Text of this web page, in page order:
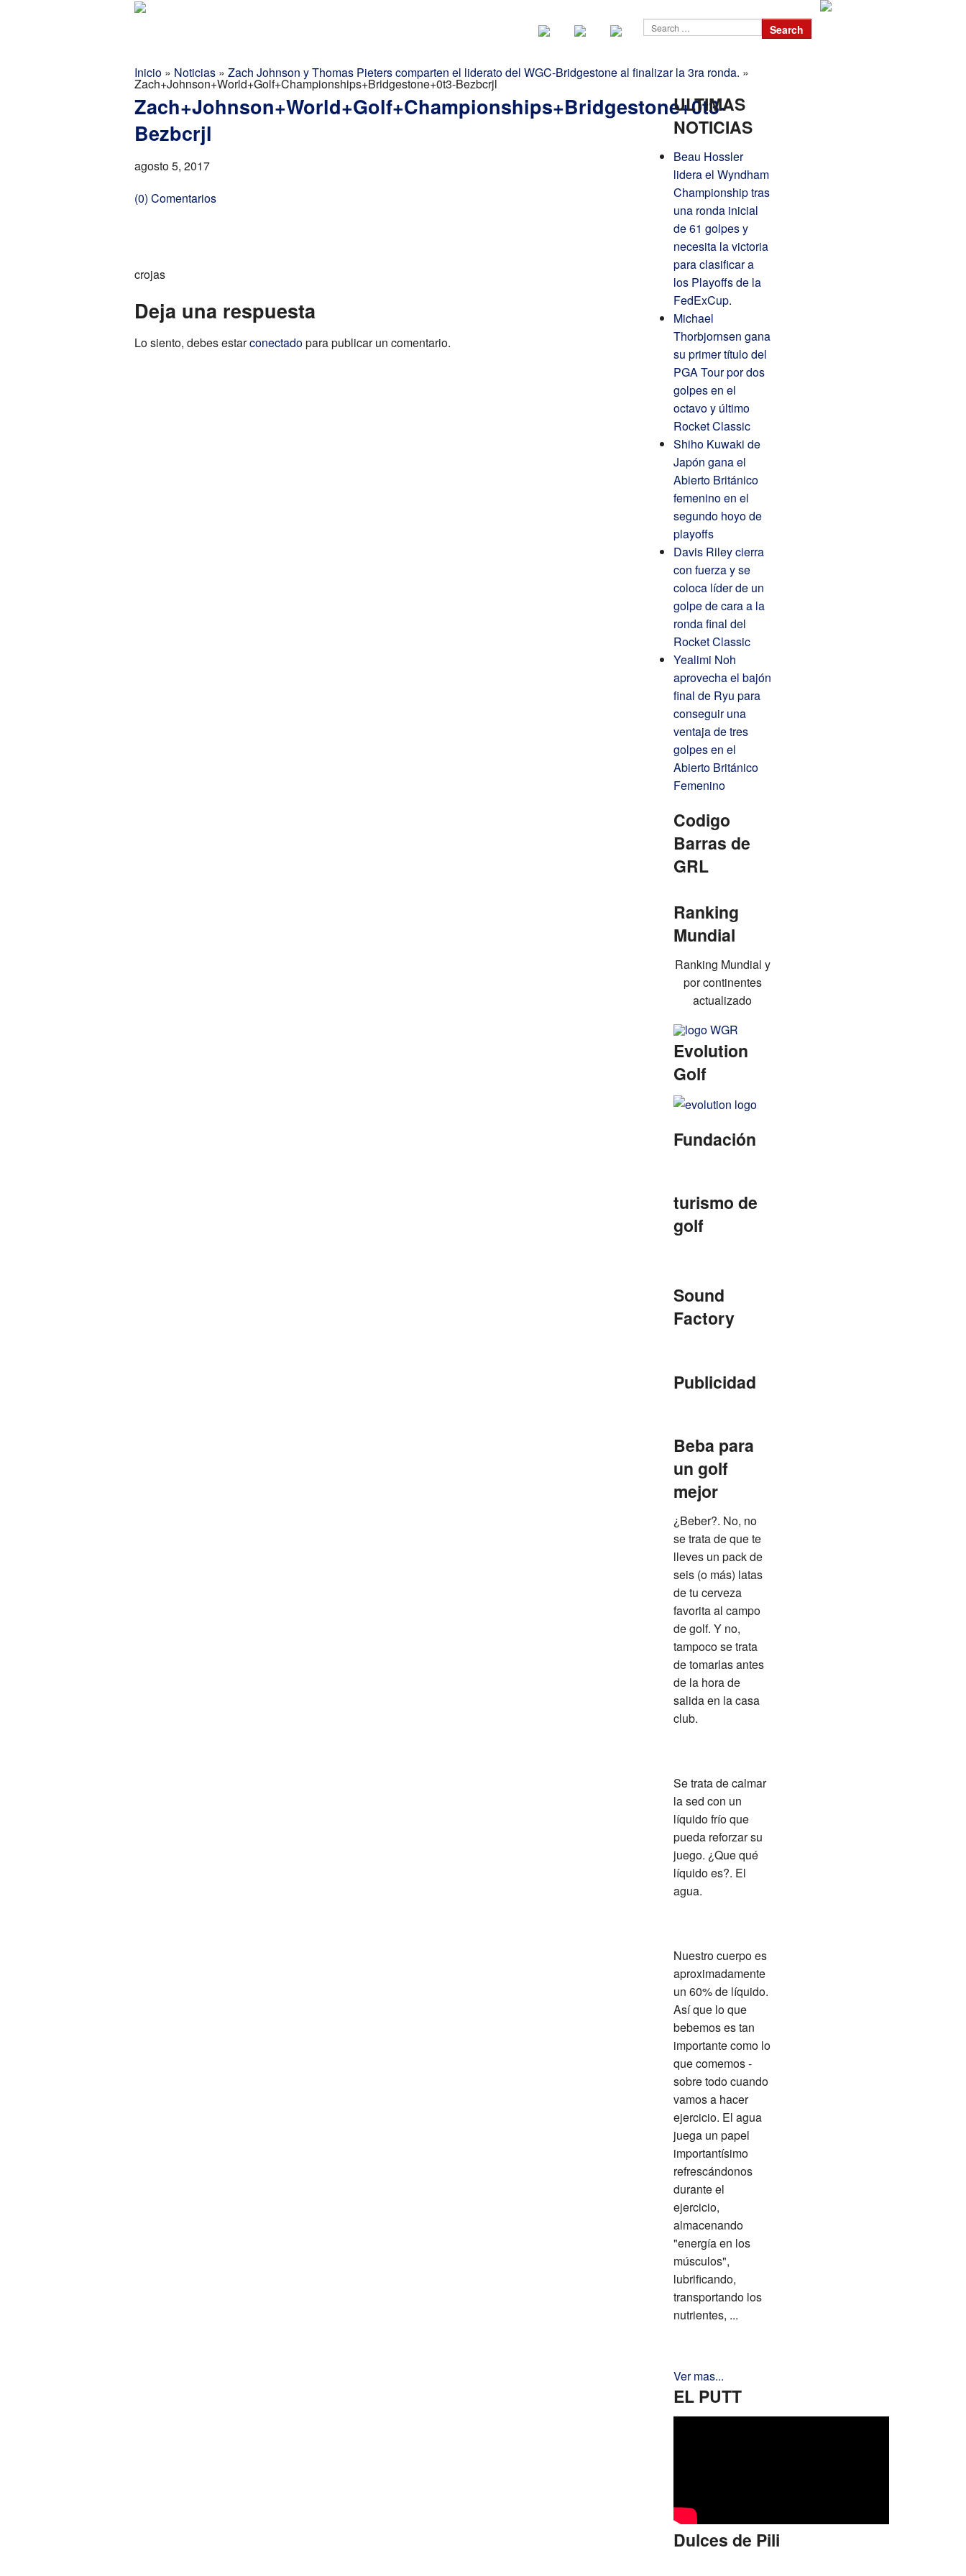
Inicio » Noticias » Zach Johnson y Thomas Pieters comparten el liderato del WGC-Bridgestone al finalizar la 3ra ronda. »
Zach+Johnson+World+Golf+Championships+Bridgestone+0t3-Bezbcrjl
Zach+Johnson+World+Golf+Championships+Bridgestone+0t3-
Bezbcrjl
agosto 5, 2017
(0) Comentarios
crojas
Deja una respuesta
Lo siento, debes estarconectadopara publicar un comentario.
ULTIMAS
NOTICIAS
Beau Hossler
lidera el Wyndham
Championship tras
una ronda inicial
de 61 golpes y
necesita la victoria
para clasificar a
los Playoffs de la
FedExCup.
Michael
Thorbjornsen gana
su primer título del
PGA Tour por dos
golpes en el
octavo y último
Rocket Classic
Shiho Kuwaki de
Japón gana el
Abierto Británico
femenino en el
segundo hoyo de
playoffs
Davis Riley cierra
con fuerza y ​​se
coloca líder de un
golpe de cara a la
ronda final del
Rocket Classic
Yealimi Noh
aprovecha el bajón
final de Ryu para
conseguir una
ventaja de tres
golpes en el
Abierto Británico
Femenino
Codigo
Barras de
GRL
Ranking
Mundial
Ranking Mundial y
por continentes
actualizado
Evolution
Golf
Fundación
turismo de
golf
Sound
Factory
Publicidad
Beba para
un golf
mejor
¿Beber?. No, no
se trata de que te
lleves un pack de
seis (o más) latas
de tu cerveza
favorita al campo
de golf. Y no,
tampoco se trata
de tomarlas antes
de la hora de
salida en la casa
club.
Se trata de calmar
la sed con un
líquido frío que
pueda reforzar su
juego. ¿Que qué
líquido es?. El
agua.
Nuestro cuerpo es
aproximadamente
un 60% de líquido.
Así que lo que
bebemos es tan
importante como lo
que comemos -
sobre todo cuando
vamos a hacer
ejercicio. El agua
juega un papel
importantísimo
refrescándonos
durante el
ejercicio,
almacenando
"energía en los
músculos",
lubrificando,
transportando los
nutrientes, ...
Ver mas...
EL PUTT
Dulces de Pili